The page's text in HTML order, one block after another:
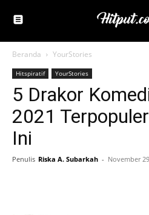
Beranda YourStories
Hitspiratif YourStories
5 Drakor
2021
Ini
Penulis Riska A. Subarkah - November